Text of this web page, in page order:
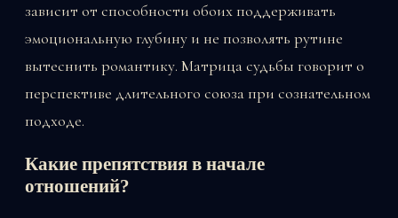
зависит от способности обоих поддерживать
эмоциональную глубину и не позволять рутине
вытеснить романтику. Матрица судьбы говорит о
перспективе длительного союза при сознательном
подходе.
Какие препятствия в начале
отношений?